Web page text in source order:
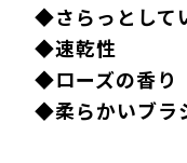
◆さらっとして
◆速乾性
◆ローズの香り
◆柔らかいブラ